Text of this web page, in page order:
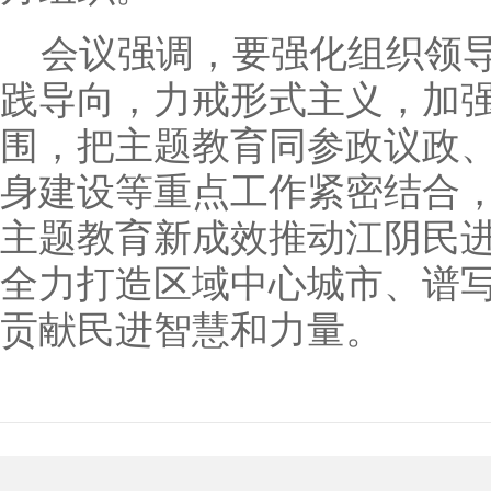
会议强调，要强化组织领
践导向，力戒形式主义，加
围，把主题教育同参政议政
身建设等重点工作紧密结合
主题教育新成效推动江阴民
全力打造区域中心城市、谱
贡献民进智慧和力量。